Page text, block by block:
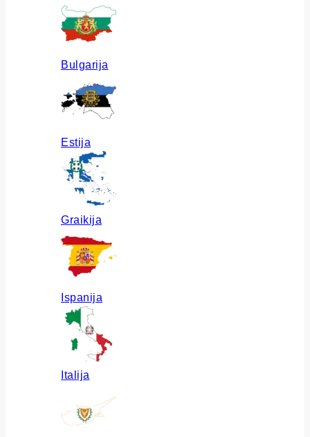
Bulgarija
Estija
Graikija
Ispanija
Italija